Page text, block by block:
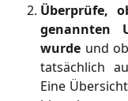
Überprüfe,
genannten
wurde und
tatsächlich
Eine